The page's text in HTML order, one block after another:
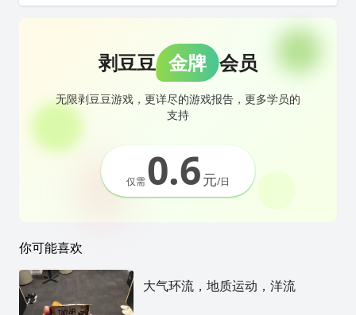
剥豆豆 金牌 会员
无限剥豆豆游戏，更详尽的游戏报告，更多学员的
支持
仅需0.6元/日
你可能喜欢
大气环流，地质运动，洋流